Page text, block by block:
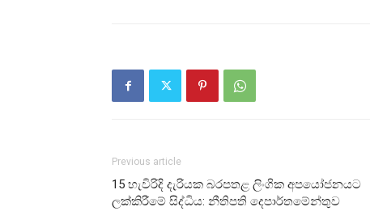
Previous article
15 හැවිරිදි දැරියක බරපතළ ලිංගික අපයෝජනයට
ලක්කිරීමේ සිද්ධිය: නීතිපති දෙපාර්තමේන්තුව